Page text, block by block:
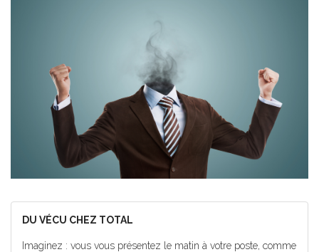
DU VÉCU CHEZ TOTAL
Imaginez : vous vous présentez le matin à votre poste, comme